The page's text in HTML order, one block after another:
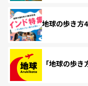
地球の歩き方
「地球の歩